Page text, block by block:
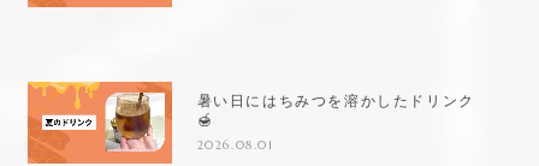
暑い日にはちみつを溶かしたドリンク
🍯
2026.08.01